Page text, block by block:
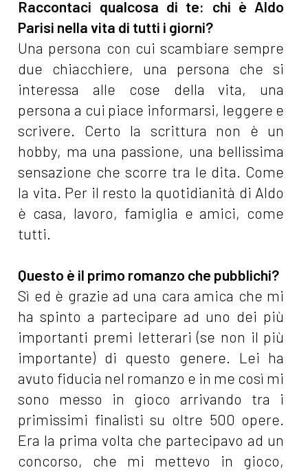
Raccontaci qualcosa di te: chi è Aldo
Parisi nella vita di tutti i giorni?
Una persona con cui scambiare sempre
due chiacchiere, una persona che si
interessa alle cose della vita, una
persona a cui piace informarsi, leggere e
scrivere. Certo la scrittura non è un
hobby, ma una passione, una bellissima
sensazione che scorre tra le dita. Come
la vita. Per il resto la quotidianità di Aldo
è casa, lavoro, famiglia e amici, come
tutti.
Questo è il primo romanzo che pubblichi?
Sì ed è grazie ad una cara amica che mi
ha spinto a partecipare ad uno dei più
importanti premi letterari (se non il più
importante) di questo genere. Lei ha
avuto fiducia nel romanzo e in me così mi
sono messo in gioco arrivando tra i
primissimi finalisti su oltre 500 opere.
Era la prima volta che partecipavo ad un
concorso, che mi mettevo in gioco,